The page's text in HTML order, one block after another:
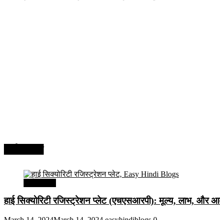
हाई सिक्योरिटी रजिस्ट्रेशन प्लेट (एचएसआरपी): मूल्य, लाभ,